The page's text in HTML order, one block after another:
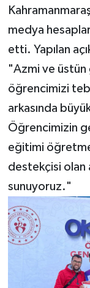
medya
etti. Yapılan
"Azmi ve
öğrencimizi
arkasında
Öğrencimizin
eğitimi
destekçisi olan
sunuyoruz."